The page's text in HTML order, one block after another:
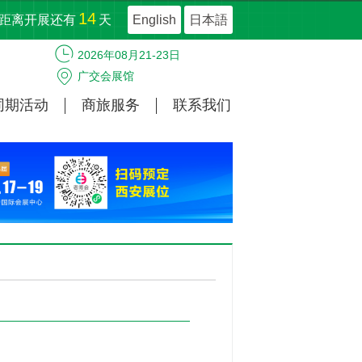
English 日本語
离开展还有 14 天
期活动 商旅服务 联系我们
2026年08月21-23日
广交会展馆